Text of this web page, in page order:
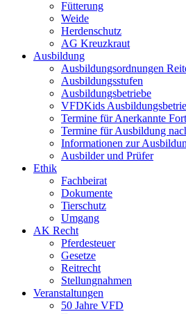
Fütterung
Weide
Herdenschutz
AG Kreuzkraut
Ausbildung
Ausbildungsordnungen
Ausbildungsstufen
Ausbildungsbetriebe
VFDKids
Termine für Anerkannte
Termine für Ausbildung
Informationen zur
Ausbilder und Prüfer
Ethik
Fachbeirat
Dokumente
Tierschutz
Umgang
AK Recht
Pferdesteuer
Gesetze
Reitrecht
Stellungnahmen
Veranstaltungen
50 Jahre VFD